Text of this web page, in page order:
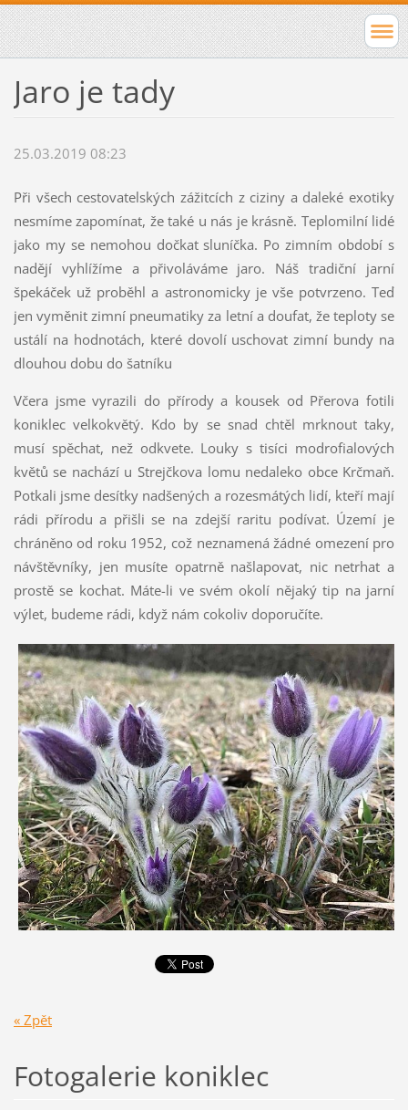
Jaro je tady
25.03.2019 08:23
Při všech cestovatelských zážitcích z ciziny a daleké exotiky
nesmíme zapomínat, že také u nás je krásně. Teplomilní lidé
jako my se nemohou dočkat sluníčka. Po zimním období s
nadějí vyhlížíme a přivoláváme jaro. Náš tradiční jarní
špekáček už proběhl a astronomicky je vše potvrzeno. Teď
jen vyměnit zimní pneumatiky za letní a doufat, že teploty se
ustálí na hodnotách, které dovolí uschovat zimní bundy na
dlouhou dobu do šatníku
Včera jsme vyrazili do přírody a kousek od Přerova fotili
koniklec velkokvětý. Kdo by se snad chtěl mrknout taky,
musí spěchat, než odkvete. Louky s tisíci modrofialových
květů se nachází u Strejčkova lomu nedaleko obce Krčmaň.
Potkali jsme desítky nadšených a rozesmátých lidí, kteří mají
rádi přírodu a přišli se na zdejší raritu podívat. Území je
chráněno od roku 1952, což neznamená žádné omezení pro
návštěvníky, jen musíte opatrně našlapovat, nic netrhat a
prostě se kochat. Máte-li ve svém okolí nějaký tip na jarní
výlet, budeme rádi, když nám cokoliv doporučíte.
« Zpět
Fotogalerie koniklec